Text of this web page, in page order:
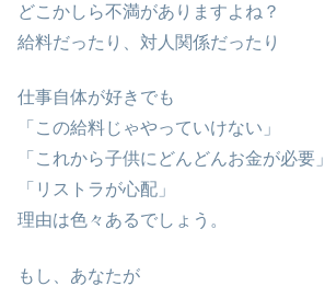
どこかしら不満がありますよね？
給料だったり、対人関係だったり
仕事自体が好きでも
「この給料じゃやっていけない」
「これから子供にどんどんお金が必要」
「リストラが心配」
理由は色々あるでしょう。
もし、あなたが